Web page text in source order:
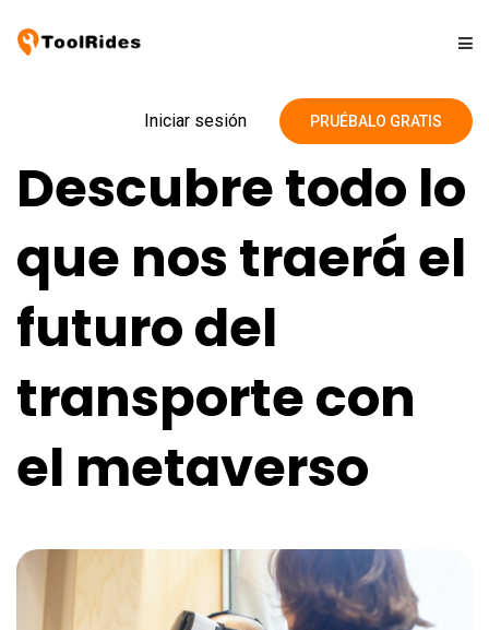
Precios
Contacto
Blog
Iniciar sesión PRUÉBALO GRATIS
Descubre todo lo
que nos traerá el
futuro del
transporte con
el metaverso